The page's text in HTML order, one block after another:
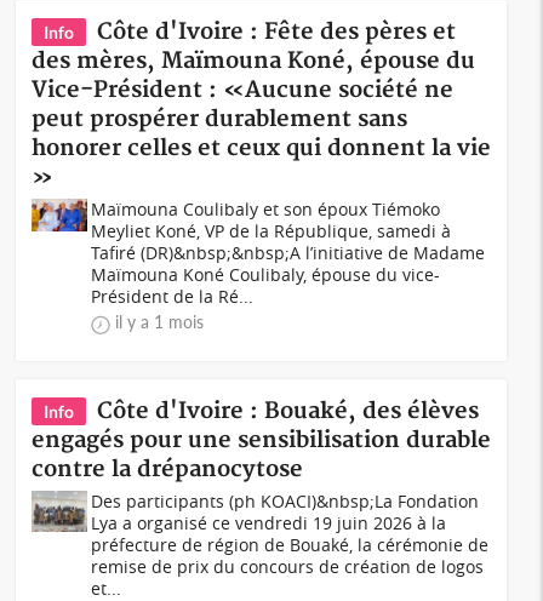
Info
Côte d'Ivoire : Fête des pères et
des mères, Maïmouna Koné, épouse du
Vice-Président : «Aucune société ne
peut prospérer durablement sans
honorer celles et ceux qui donnent la vie
»
Maïmouna Coulibaly et son époux Tiémoko
Meyliet Koné, VP de la République, samedi à
Tafiré (DR)&nbsp;&nbsp;A l’initiative de Madame
Maïmouna Koné Coulibaly, épouse du vice-
Président de la Ré...
il y a 1 mois
Info
Côte d'Ivoire : Bouaké, des élèves
engagés pour une sensibilisation durable
contre la drépanocytose
Des participants (ph KOACI)&nbsp;La Fondation
Lya a organisé ce vendredi 19 juin 2026 à la
préfecture de région de Bouaké, la cérémonie de
remise de prix du concours de création de logos
et...